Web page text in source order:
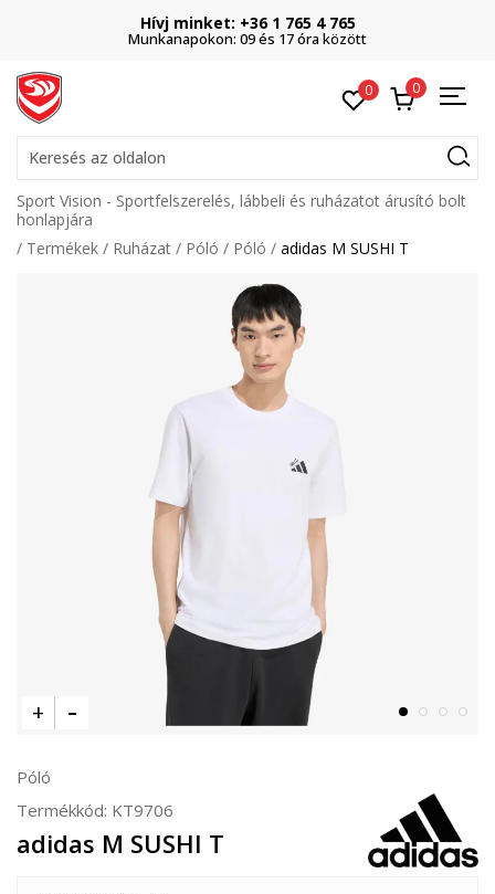
Hívj minket: +36 1 765 4 765
Munkanapokon: 09 és 17 óra között
0 0
Keresés az oldalon
Sport Vision - Sportfelszerelés, lábbeli és ruházatot árusító bolt
honlapjára
Termékek
Ruházat Póló Póló adidas M SUSHI T
Póló
Termékkód: KT9706
adidas M SUSHI T